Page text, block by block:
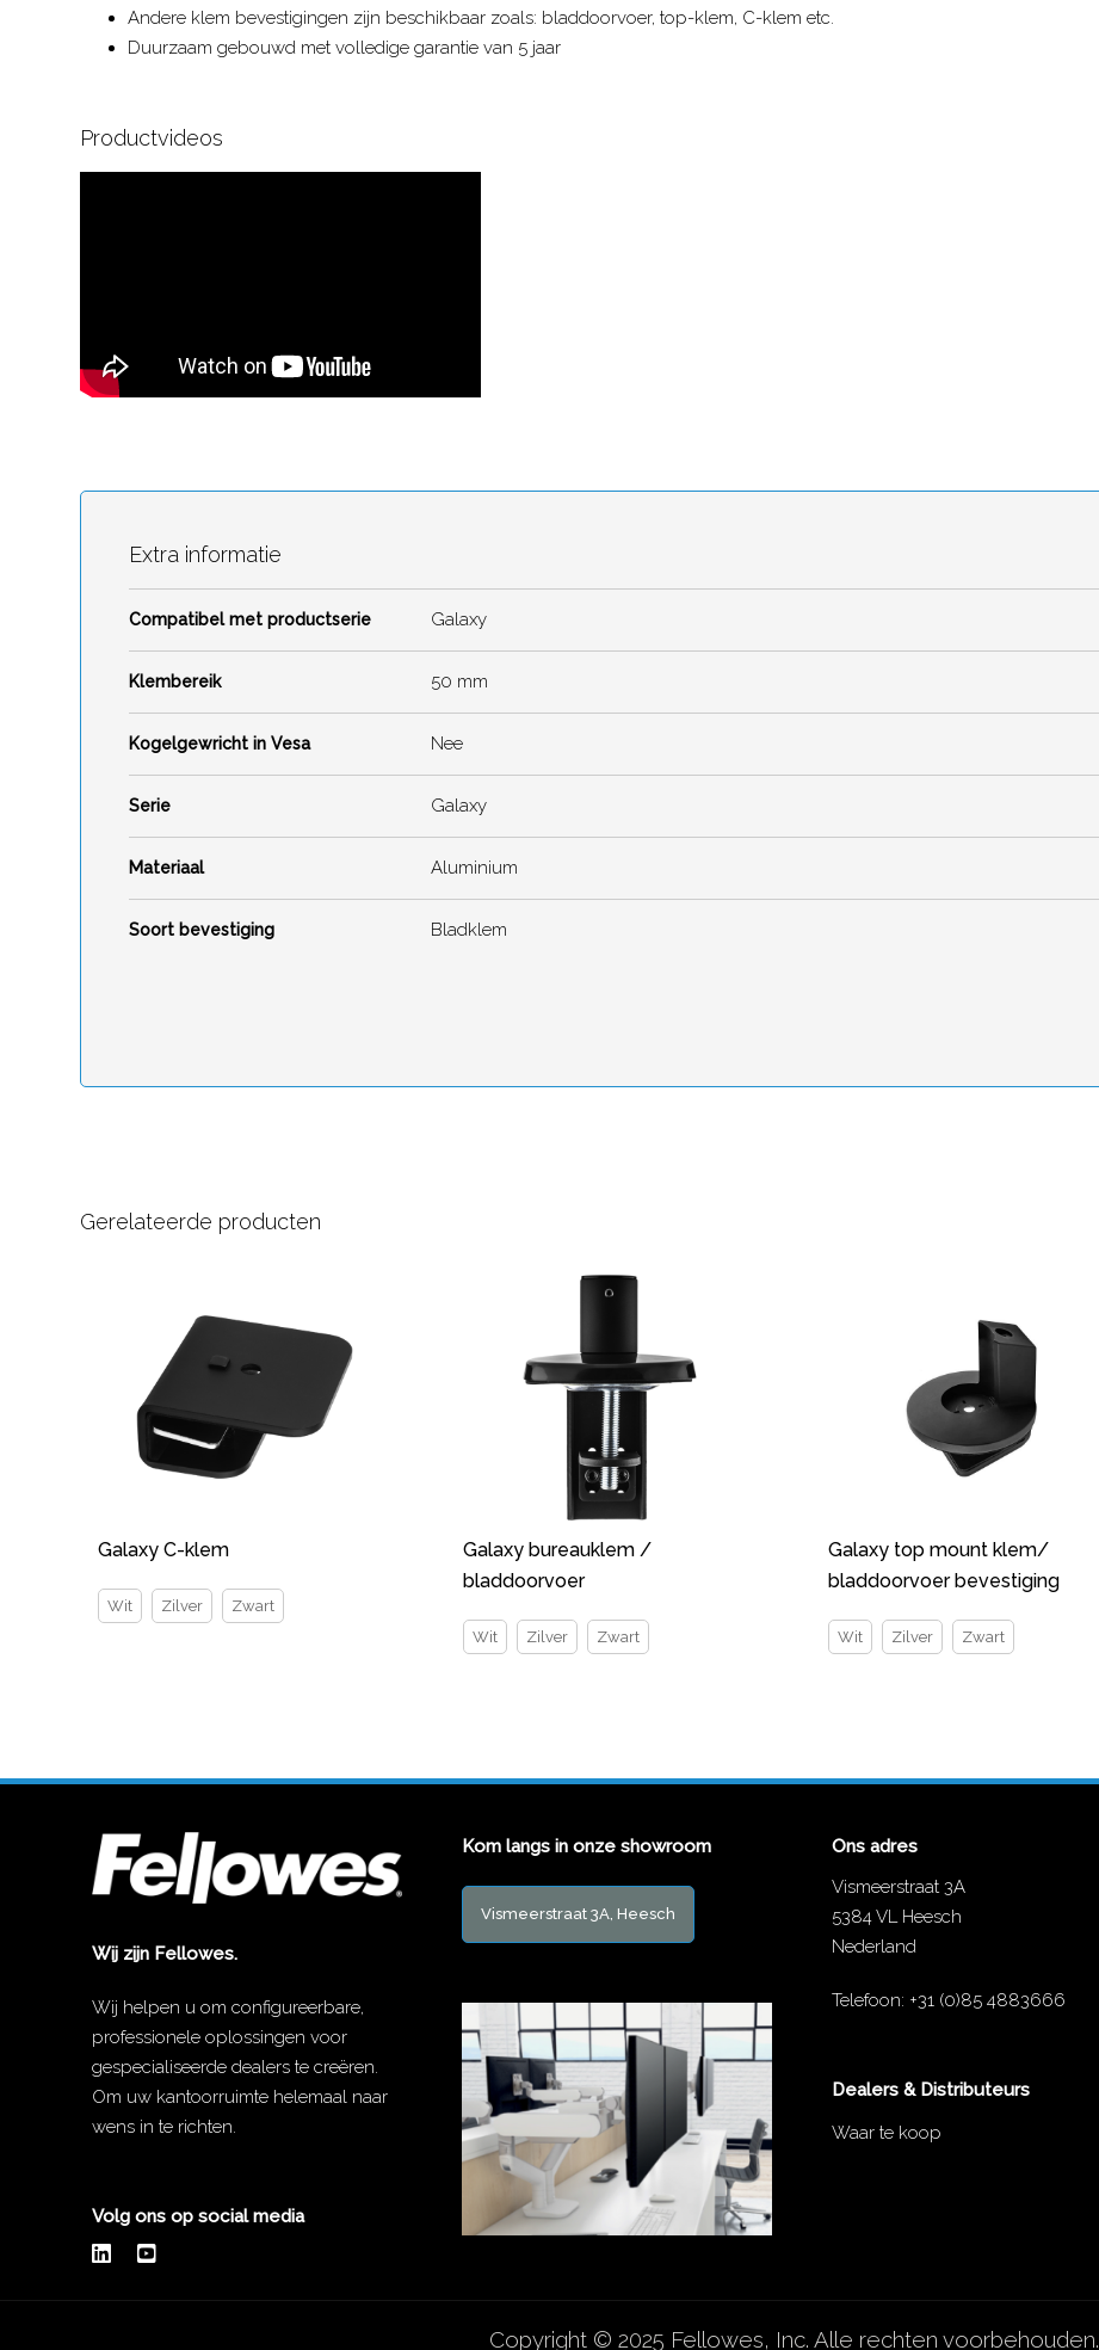
Andere klem bevestigingen zijn beschikbaar zoals: bladdoorvoer, top-klem, C-klem etc.
Duurzaam gebouwd met volledige garantie van 5 jaar
Productvideos
Extra informatie
Compatibel met productserie Galaxy
Klembereik 50 mm
Kogelgewricht in Vesa Nee
Serie Galaxy
Materiaal Aluminium
Soort bevestiging Bladklem
Gerelateerde producten
Galaxy C-klem
Wit Zilver Zwart
Galaxy bureauklem /
bladdoorvoer
Wit Zilver Zwart
Galaxy top mount klem/
bladdoorvoer bevestiging
Wit Zilver Zwart
Wij zijn Fellowes.
Wij helpen u om configureerbare,
professionele oplossingen voor
gespecialiseerde dealers te creëren.
Om uw kantoorruimte helemaal naar
wens in te richten.
Volg ons op social media
Kom langs in onze showroom
Vismeerstraat 3A, Heesch
Ons adres
Vismeerstraat 3A
5384 VL Heesch
Nederland
Telefoon: +31 (0)85 4883666
Dealers & Distributeurs
Waar te koop
Copyright © 2025 Fellowes, Inc. Alle rechten voorbehouden.